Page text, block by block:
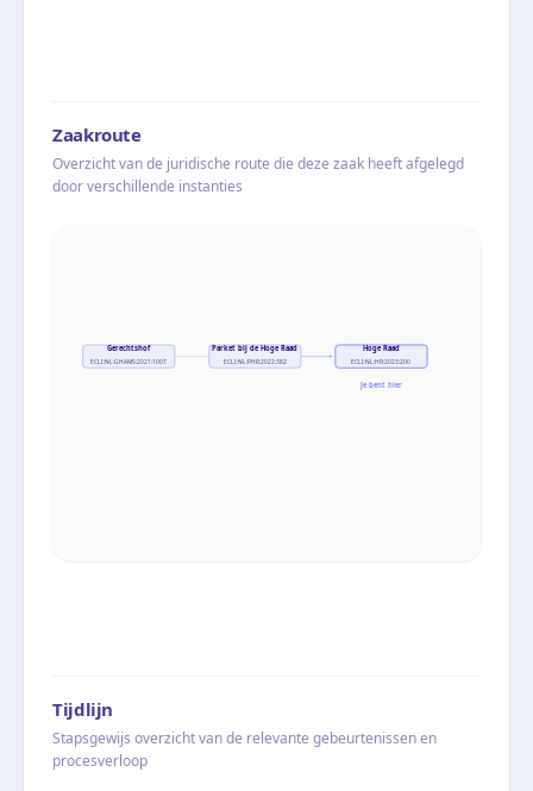
Zaakroute
Overzicht van de juridische route die deze zaak heeft afgelegd
door verschillende instanties
Gerechtshof
ECLI:NL:GHAMS:2021:1007
Parket bij de Hoge Raad
ECLI:NL:PHR:2022:382
Hoge Raad
ECLI:NL:HR:2023:200
Je bent hier
Tijdlijn
Stapsgewijs overzicht van de relevante gebeurtenissen en
procesverloop